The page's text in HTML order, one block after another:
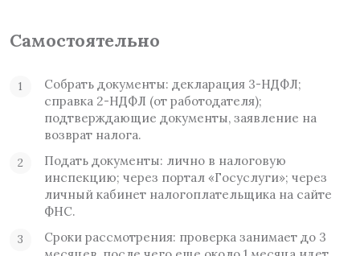
Самостоятельно
Собрать документы: декларация 3-НДФЛ;
справка 2-НДФЛ (от работодателя);
подтверждающие документы, заявление на
возврат налога.
Подать документы: лично в налоговую
инспекцию; через портал «Госуслуги»; через
личный кабинет налогоплательщика на сайте
ФНС.
Сроки рассмотрения: проверка занимает до 3